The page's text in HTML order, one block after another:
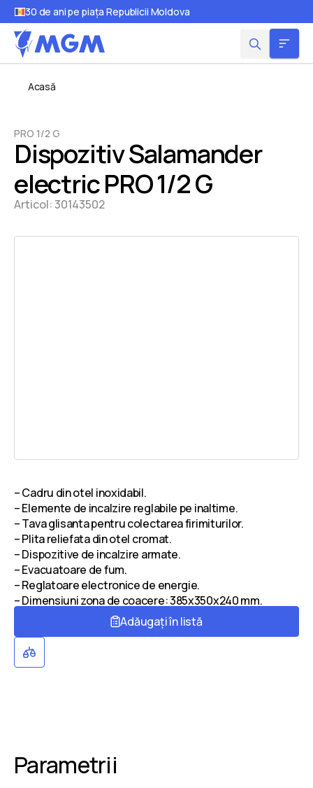
30 de ani pe piața Republicii Moldova
Acasă
PRO 1/2 G
Dispozitiv Salamander
electric PRO 1/2 G
Articol:30143502
– Cadru din otel inoxidabil.
– Elemente de incalzire reglabile pe inaltime.
– Tava glisanta pentru colectarea firimiturilor.
– Plita reliefata din otel cromat.
– Dispozitive de incalzire armate.
– Evacuatoare de fum.
– Reglatoare electronice de energie.
– Dimensiuni zona de coacere: 385x350x240 mm.
Adăugați în listă
Parametrii